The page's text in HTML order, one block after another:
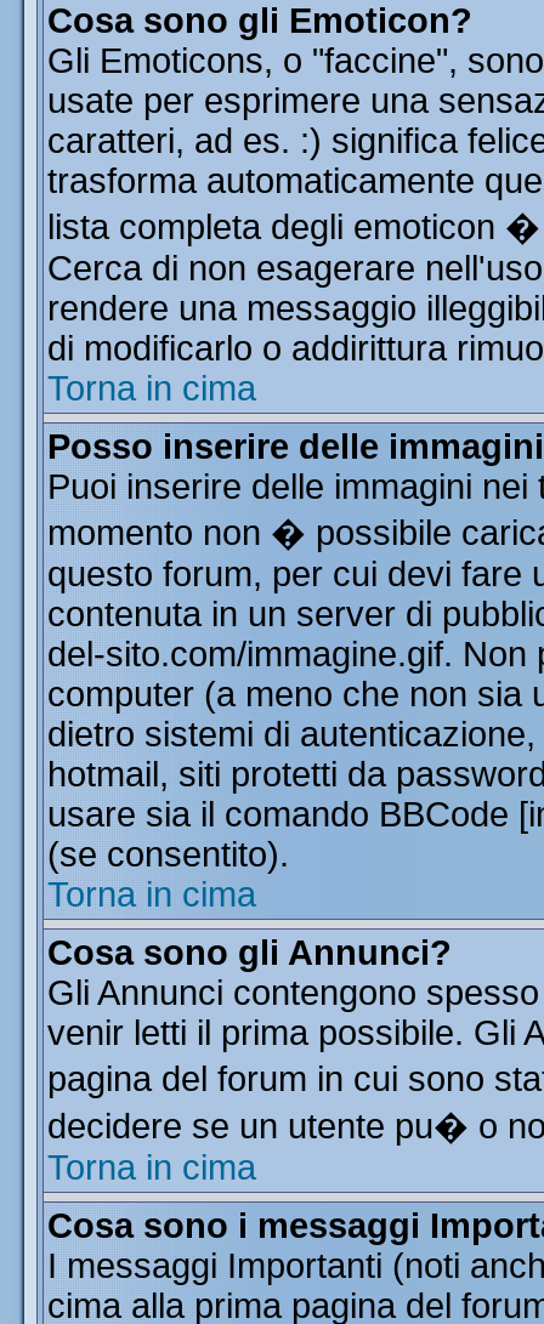
Cosa sono gli Emoticon?
Gli Emoticons, o "faccine",
usate per esprimere una
caratteri, ad es. :) significa
trasforma automaticamente
lista completa degli emoticon
Cerca di non esagerare
rendere una messaggio
di modificarlo o addirittura
Torna in cima
Posso inserire delle
Puoi inserire delle immagini
momento non � possibile
questo forum, per cui devi fare
contenuta in un server di
del-sito.com/immagine.gif.
computer (a meno che non sia
dietro sistemi di
hotmail, siti protetti da
usare sia il comando BBCode
(se consentito).
Torna in cima
Cosa sono gli Annunci?
Gli Annunci contengono
venir letti il prima possibile. Gli
pagina del forum in cui sono
decidere se un utente pu� o
Torna in cima
Cosa sono i messaggi
I messaggi Importanti (noti
cima alla prima pagina del